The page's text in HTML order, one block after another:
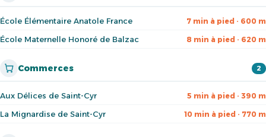
École Élémentaire Anatole France 7 min à pied · 600 m
École Maternelle Honoré de Balzac 8 min à pied · 620 m
Commerces 2
Aux Délices de Saint-Cyr 5 min à pied · 390 m
La Mignardise de Saint-Cyr 10 min à pied · 770 m